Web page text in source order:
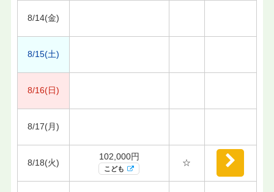
8/14(金)
8/15(土)
8/16(日)
8/17(月)
8/18(火)
102,000円
こども
☆